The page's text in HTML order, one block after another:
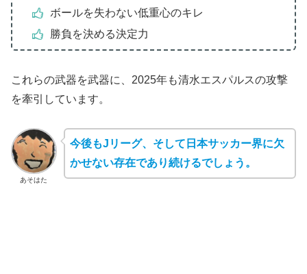
ボールを失わない低重心のキレ
勝負を決める決定力
これらの武器を武器に、2025年も清水エスパルスの攻撃
を牽引しています。
あそはた
今後もJリーグ、そして日本サッカー界に欠
かせない存在であり続けるでしょう。